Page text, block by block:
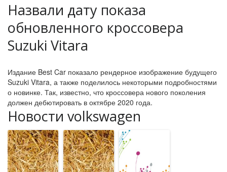
Назвали дату показа
обновленного кроссовера
Suzuki Vitara
Издание Best Car показало рендерное изображение будущего
Suzuki Vitara, а также поделилось некоторыми подробностями
о новинке. Так, известно, что кроссовера нового поколения
должен дебютировать в октябре 2020 года.
Новости volkswagen